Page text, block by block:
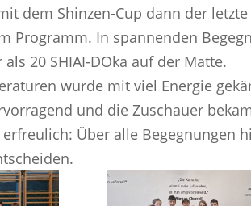
dem Shinzen-Cup dann der
Programm. In spannenden
20 SHIAI-DOka auf der Matte.
wurde mit viel Energie
und die Zuschauer
Über alle Begegnungen